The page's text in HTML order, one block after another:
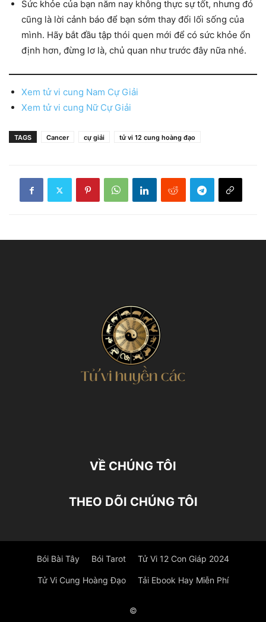
Sức khỏe của bạn năm nay không thực sự tốt, nhưng đó
cũng là lời cảnh báo để bạn sớm thay đổi lối sống của
mình. Hãy bắt đầu tập thói quen mới để có sức khỏe ổn
định hơn, đừng lơ là, chủ quan như trước đây nữa nhé.
Xem tử vi cung Nam Cự Giải
Xem tử vi cung Nữ Cự Giải
TAGS Cancer cự giải tử vi 12 cung hoàng đạo
VỀ CHÚNG TÔI
THEO DÕI CHÚNG TÔI
Bói Bài Tây Bói Tarot Tử Vi 12 Con Giáp 2024
Tử Vi Cung Hoàng Đạo Tải Ebook Hay Miễn Phí
©